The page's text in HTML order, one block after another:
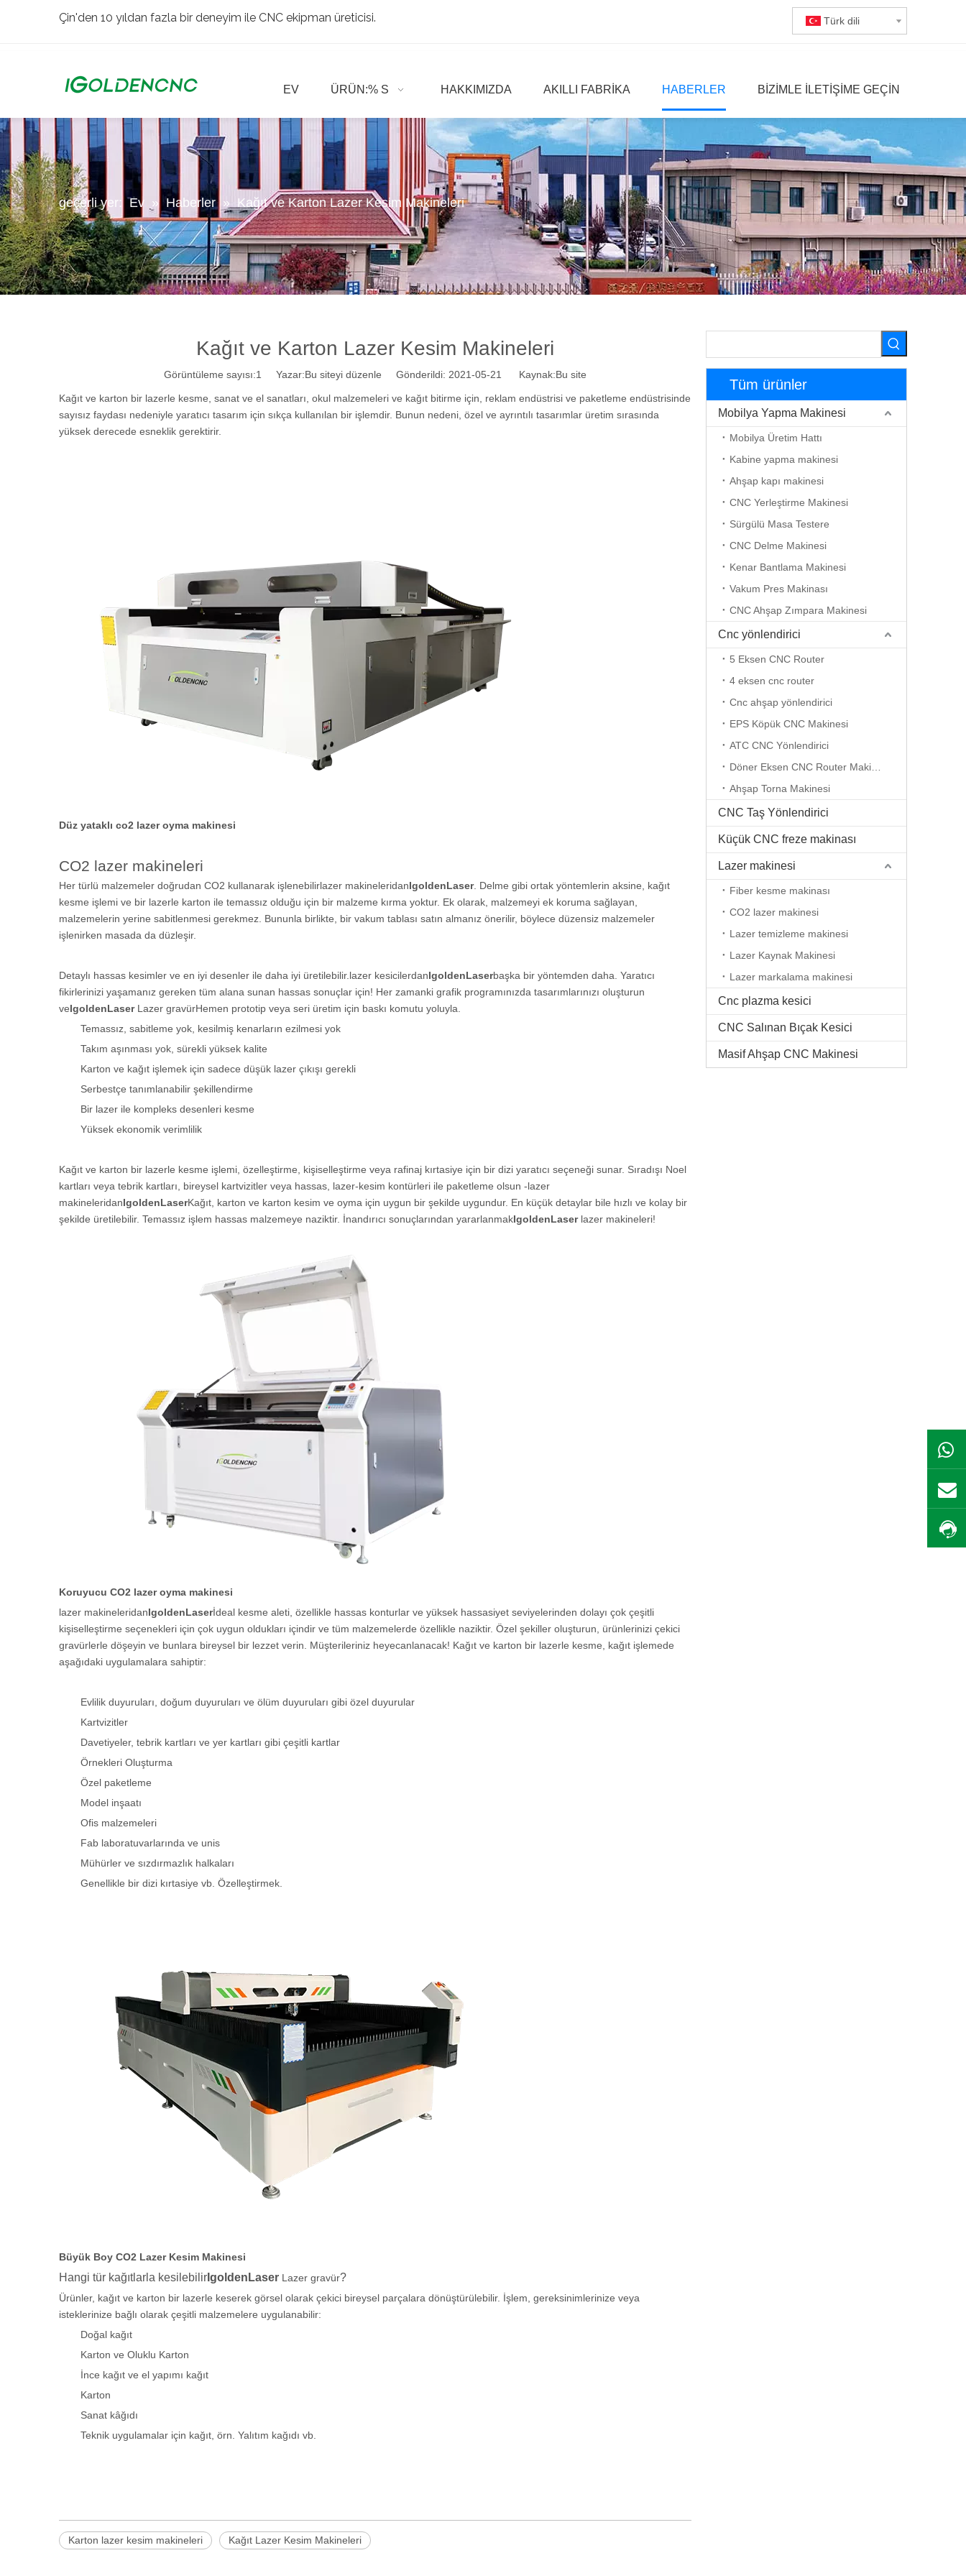
Çin'den 10 yıldan fazla bir deneyim ile CNC ekipman üreticisi. Türk dili
EV ÜRÜN:% S HAKKIMIZDA AKILLI FABRIKA HABERLER BIZIMLE ILETIŞIME GEÇIN
geçerli yer: Ev » Haberler » Kağıt ve Karton Lazer Kesim Makineleri
Kağıt ve Karton Lazer Kesim Makineleri
Görüntüleme sayısı:1 Yazar:Bu siteyi düzenle Gönderildi: 2021-05-21 Kaynak:Bu site
Kağıt ve karton bir lazerle kesme, sanat ve el sanatları, okul malzemeleri ve kağıt bitirme için, reklam endüstrisi ve paketleme endüstrisinde
sayısız faydası nedeniyle yaratıcı tasarım için sıkça kullanılan bir işlemdir. Bunun nedeni, özel ve ayrıntılı tasarımlar üretim sırasında
yüksek derecede esneklik gerektirir.
Düz yataklı co2 lazer oyma makinesi
CO2 lazer makineleri
Her türlü malzemeler doğrudan CO2 kullanarak işlenebilirlazer makineleridanIgoldenLaser. Delme gibi ortak yöntemlerin aksine, kağıt
kesme işlemi ve bir lazerle karton ile temassız olduğu için bir malzeme kırma yoktur. Ek olarak, malzemeyi ek koruma sağlayan,
malzemelerin yerine sabitlenmesi gerekmez. Bununla birlikte, bir vakum tablası satın almanız önerilir, böylece düzensiz malzemeler
işlenirken masada da düzleşir.
Detaylı hassas kesimler ve en iyi desenler ile daha iyi üretilebilir. lazer kesicilerdanIgoldenLaserbaşka bir yöntemden daha. Yaratıcı
fikirlerinizi yaşamanız gereken tüm alana sunan hassas sonuçlar için! Her zamanki grafik programınızda tasarımlarınızı oluşturun
veIgoldenLaser Lazer gravürHemen prototip veya seri üretim için baskı komutu yoluyla.
Temassız, sabitleme yok, kesilmiş kenarların ezilmesi yok
Takım aşınması yok, sürekli yüksek kalite
Karton ve kağıt işlemek için sadece düşük lazer çıkışı gerekli
Serbestçe tanımlanabilir şekillendirme
Bir lazer ile kompleks desenleri kesme
Yüksek ekonomik verimlilik
Kağıt ve karton bir lazerle kesme işlemi, özelleştirme, kişiselleştirme veya rafinaj kırtasiye için bir dizi yaratıcı seçeneği sunar. Sıradışı Noel
kartları veya tebrik kartları, bireysel kartvizitler veya hassas, lazer-kesim kontürleri ile paketleme olsun -lazer
makineleridanIgoldenLaserKağıt, karton ve karton kesim ve oyma için uygun bir şekilde uygundur. En küçük detaylar bile hızlı ve kolay bir
şekilde üretilebilir. Temassız işlem hassas malzemeye naziktir. İnandırıcı sonuçlarından yararlanmakIgoldenLaser lazer makineleri!
Koruyucu CO2 lazer oyma makinesi
lazer makineleridanIgoldenLaserİdeal kesme aleti, özellikle hassas konturlar ve yüksek hassasiyet seviyelerinden dolayı çok çeşitli
kişiselleştirme seçenekleri için çok uygun oldukları içindir ve tüm malzemelerde özellikle naziktir. Özel şekiller oluşturun, ürünlerinizi çekici
gravürlerle döşeyin ve bunlara bireysel bir lezzet verin. Müşterileriniz heyecanlanacak! Kağıt ve karton bir lazerle kesme, kağıt işlemede
aşağıdaki uygulamalara sahiptir:
Evlilik duyuruları, doğum duyuruları ve ölüm duyuruları gibi özel duyurular
Kartvizitler
Davetiyeler, tebrik kartları ve yer kartları gibi çeşitli kartlar
Örnekleri Oluşturma
Özel paketleme
Model inşaatı
Ofis malzemeleri
Fab laboratuvarlarında ve unis
Mühürler ve sızdırmazlık halkaları
Genellikle bir dizi kırtasiye vb. Özelleştirmek.
Büyük Boy CO2 Lazer Kesim Makinesi
Hangi tür kağıtlarla kesilebilirIgoldenLaser Lazer gravür?
Ürünler, kağıt ve karton bir lazerle keserek görsel olarak çekici bireysel parçalara dönüştürülebilir. İşlem, gereksinimlerinize veya
isteklerinize bağlı olarak çeşitli malzemelere uygulanabilir:
Doğal kağıt
Karton ve Oluklu Karton
İnce kağıt ve el yapımı kağıt
Karton
Sanat kâğıdı
Teknik uygulamalar için kağıt, örn. Yalıtım kağıdı vb.
Karton lazer kesim makineleri Kağıt Lazer Kesim Makineleri
Tüm ürünler
Mobilya Yapma Makinesi
Mobilya Üretim Hattı
Kabine yapma makinesi
Ahşap kapı makinesi
CNC Yerleştirme Makinesi
Sürgülü Masa Testere
CNC Delme Makinesi
Kenar Bantlama Makinesi
Vakum Pres Makinası
CNC Ahşap Zımpara Makinesi
Cnc yönlendirici
5 Eksen CNC Router
4 eksen cnc router
Cnc ahşap yönlendirici
EPS Köpük CNC Makinesi
ATC CNC Yönlendirici
Ahşap Torna Makinesi
CNC Taş Yönlendirici
Küçük CNC freze makinası
Lazer makinesi
Fiber kesme makinası
CO2 lazer makinesi
Lazer temizleme makinesi
Lazer Kaynak Makinesi
Lazer markalama makinesi
Cnc plazma kesici
CNC Salınan Bıçak Kesici
Masif Ahşap CNC Makinesi